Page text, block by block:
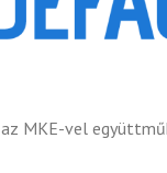
az MKE-vel